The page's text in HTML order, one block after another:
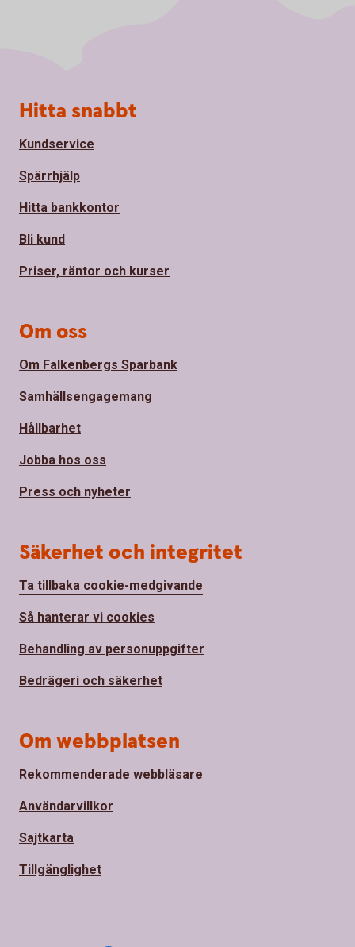
Sidfot
Hitta snabbt
Kundservice
Spärrhjälp
Hitta bankkontor
Bli kund
Priser, räntor och kurser
Om oss
Om Falkenbergs Sparbank
Samhällsengagemang
Hållbarhet
Jobba hos oss
Press och nyheter
Säkerhet och integritet
Ta tillbaka cookie-medgivande
Så hanterar vi cookies
Behandling av personuppgifter
Bedrägeri och säkerhet
Om webbplatsen
Rekommenderade webbläsare
Användarvillkor
Sajtkarta
Tillgänglighet